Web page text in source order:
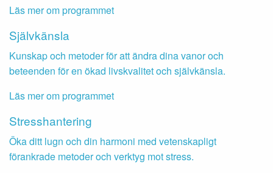
Läs mer om programmet
Självkänsla
Kunskap och metoder för att ändra dina vanor och
beteenden för en ökad livskvalitet och självkänsla.
Läs mer om programmet
Stresshantering
Öka ditt lugn och din harmoni med vetenskapligt
förankrade metoder och verktyg mot stress.